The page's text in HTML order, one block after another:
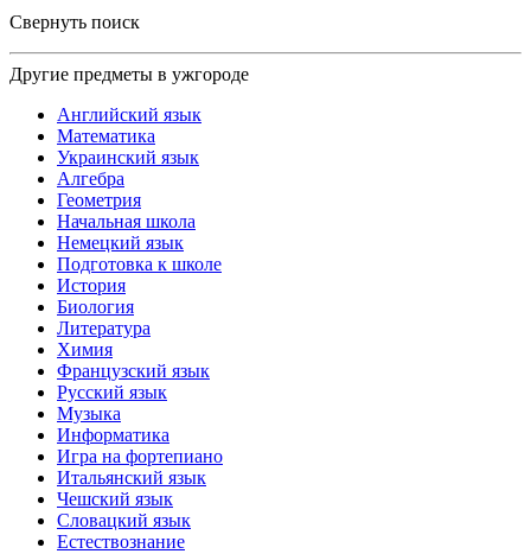
Свернуть поиск
Другие предметы в ужгороде
Английский язык
Математика
Украинский язык
Алгебра
Геометрия
Начальная школа
Немецкий язык
Подготовка к школе
История
Биология
Литература
Химия
Французский язык
Русский язык
Музыка
Информатика
Игра на фортепиано
Итальянский язык
Чешский язык
Словацкий язык
Естествознание